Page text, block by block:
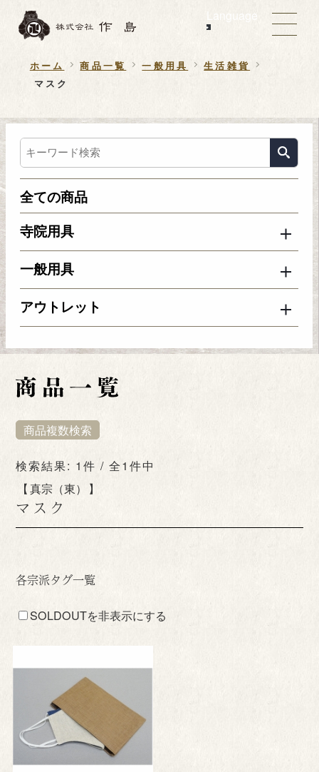
Language
ホーム 商品一覧 一般用具
生活雑貨
マスク
全ての商品
寺院用具
一般用具
アウトレット
商品複数検索
マスク
真宗（東）
検索結果: 1件 / 全1件中
各宗派タグ一覧
SOLDOUTを非表示にする